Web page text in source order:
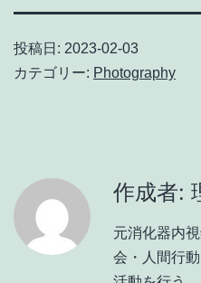
投稿日: 2023-02-03
カテゴリー: Photography
作成者:
元消化器内
会・人間行